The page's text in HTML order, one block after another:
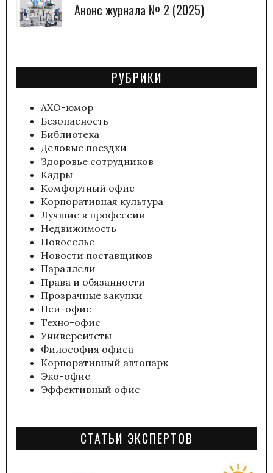
Анонс журнала № 2 (2025)
РУБРИКИ
АХО-юмор
Безопасность
Библиотека
Деловые поездки
Здоровье сотрудников
Кадры
Комфортный офис
Корпоративная культура
Лучшие в профессии
Недвижимость
Новоселье
Новости поставщиков
Параллели
Права и обязанности
Прозрачные закупки
Пси-офис
Техно-офис
Университеты
Философия офиса
Корпоративный автопарк
Эко-офис
Эффективный офис
СТАТЬИ ЭКСПЕРТОВ